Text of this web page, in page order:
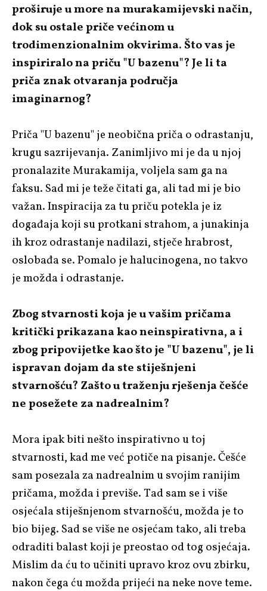
proširuje u more na murakamijevski način,
dok su ostale priče većinom u
trodimenzionalnim okvirima. Što vas je
inspiriralo na priču "U bazenu"? Je li ta
priča znak otvaranja područja
imaginarnog?
Priča "U bazenu" je neobična priča o odrastanju,
krugu sazrijevanja. Zanimljivo mi je da u njoj
pronalazite Murakamija, voljela sam ga na
faksu. Sad mi je teže čitati ga, ali tad mi je bio
važan. Inspiracija za tu priču potekla je iz
događaja koji su protkani strahom, a junakinja
ih kroz odrastanje nadilazi, stječe hrabrost,
oslobađa se. Pomalo je halucinogena, no takvo
je možda i odrastanje.
Zbog stvarnosti koja je u vašim pričama
kritički prikazana kao neinspirativna, a i
zbog pripovijetke kao što je "U bazenu", je li
ispravan dojam da ste stiješnjeni
stvarnošću? Zašto u traženju rješenja češće
ne posežete za nadrealnim?
Mora ipak biti nešto inspirativno u toj
stvarnosti, kad me već potiče na pisanje. Češće
sam posezala za nadrealnim u svojim ranijim
pričama, možda i previše. Tad sam se i više
osjećala stiješnjenom stvarnošću, možda je to
bio bijeg. Sad se više ne osjećam tako, ali treba
odraditi balast koji je preostao od tog osjećaja.
Mislim da ću to učiniti upravo kroz ovu zbirku,
nakon čega ću možda prijeći na neke nove teme.